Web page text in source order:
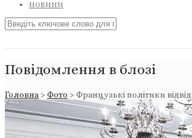
НОВИНИ
Повідомлення в блозі
Головна > Фото > Французькі політики